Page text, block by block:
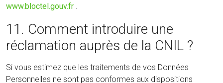
www.bloctel.gouv.fr .
11. Comment introduire une
réclamation auprès de la CNIL ?
Si vous estimez que les traitements de vos Données
Personnelles ne sont pas conformes aux dispositions